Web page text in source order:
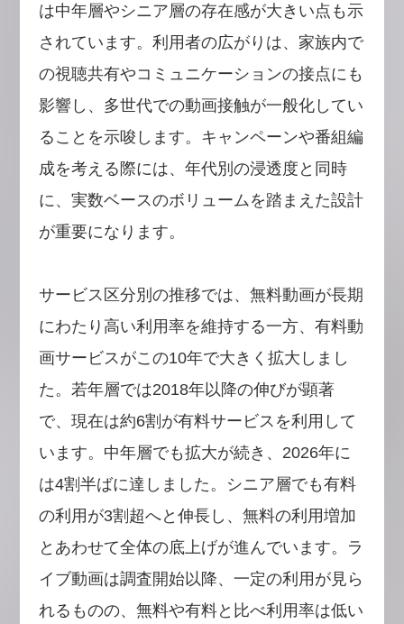
は中年層やシニア層の存在感が大きい点も示
されています。利用者の広がりは、家族内で
の視聴共有やコミュニケーションの接点にも
影響し、多世代での動画接触が一般化してい
ることを示唆します。キャンペーンや番組編
成を考える際には、年代別の浸透度と同時
に、実数ベースのボリュームを踏まえた設計
が重要になります。
サービス区分別の推移では、無料動画が長期
にわたり高い利用率を維持する一方、有料動
画サービスがこの10年で大きく拡大しまし
た。若年層では2018年以降の伸びが顕著
で、現在は約6割が有料サービスを利用して
います。中年層でも拡大が続き、2026年に
は4割半ばに達しました。シニア層でも有料
の利用が3割超へと伸長し、無料の利用増加
とあわせて全体の底上げが進んでいます。ラ
イブ動画は調査開始以降、一定の利用が見ら
れるものの、無料や有料と比べ利用率は低い